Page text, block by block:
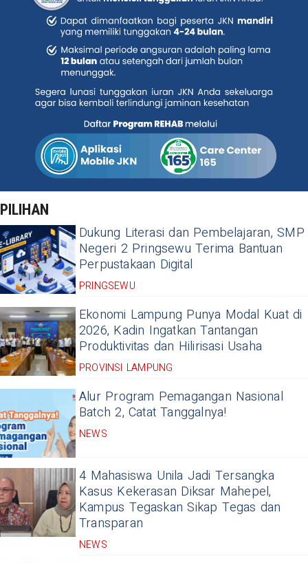
PILIHAN
Dukung Literasi dan Pembelajaran, SMP
Negeri 2 Pringsewu Terima Bantuan
Perpustakaan Digital
PRINGSEWU
Ekonomi Lampung Punya Modal Kuat di
2026, Kadin Ingatkan Tantangan
Produktivitas dan Hilirisasi Usaha
PROVINSI LAMPUNG
Alur Program Pemagangan Nasional
Batch 2, Catat Tanggalnya!
NEWS
4 Mahasiswa Unila Jadi Tersangka
Kasus Kekerasan Diksar Mahepel,
Kampus Tegaskan Sikap Tegas dan
Transparan
NEWS